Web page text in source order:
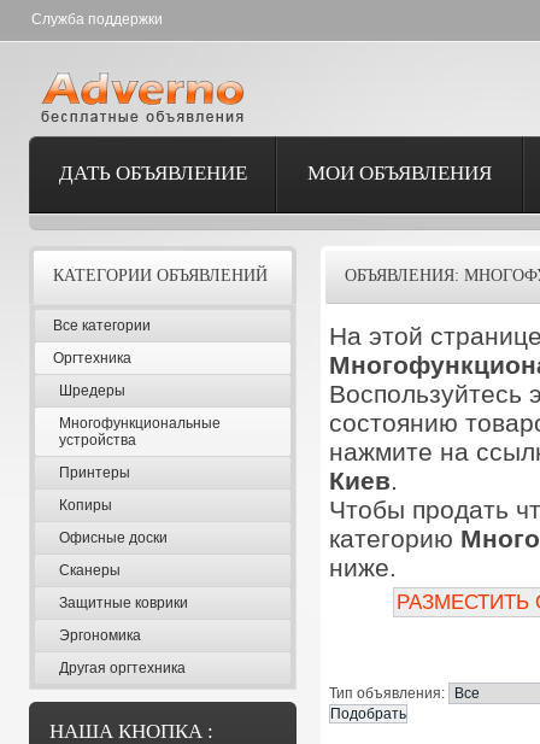
Служба поддержки
ДАТЬ ОБЪЯВЛЕНИЕ МОИ ОБЪЯВЛЕНИЯ
КАТЕГОРИИ ОБЪЯВЛЕНИЙ
Все категории
Оргтехника
Шредеры
Многофункциональные
устройства
Принтеры
Копиры
Офисные доски
Сканеры
Защитные коврики
Эргономика
Другая оргтехника
НАША КНОПКА :
ОБЪЯВЛЕНИЯ:
На этой
Воспользуйтесь
состоянию
нажмите на
Киев.
Чтобы продать
категорию
ниже.
Тип объявления: